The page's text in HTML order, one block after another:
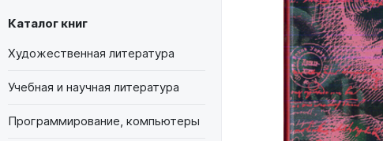
Каталог книг
Художественная литература
Учебная и научная литература
Программирование, компьютеры